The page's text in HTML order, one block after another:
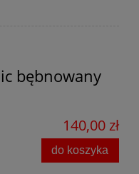
bębnowany
140,00 zł
do koszyka